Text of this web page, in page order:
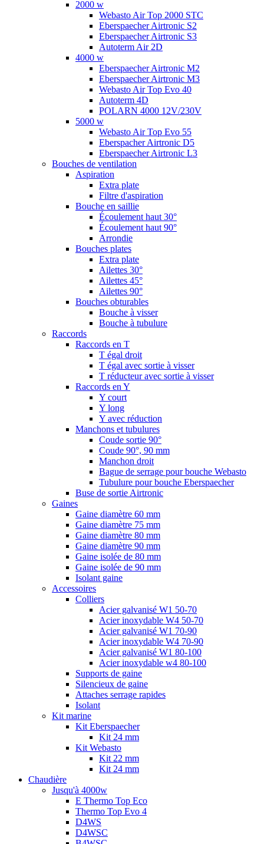
2000 w
Webasto Air Top 2000 STC
Eberspaecher Airtronic S2
Eberspaecher Airtronic S3
Autoterm Air 2D
4000 w
Eberspaecher Airtronic M2
Eberspaecher Airtronic M3
Webasto Air Top Evo 40
Autoterm 4D
POLARN 4000 12V/230V
5000 w
Webasto Air Top Evo 55
Eberspacher Airtronic D5
Eberspaecher Airtronic L3
Bouches de ventilation
Aspiration
Extra plate
Filtre d'aspiration
Bouche en saillie
Écoulement haut 30°
Écoulement haut 90°
Arrondie
Bouches plates
Extra plate
Ailettes 30°
Ailettes 45°
Ailettes 90°
Bouches obturables
Bouche à visser
Bouche à tubulure
Raccords
Raccords en T
T égal droit
T égal avec sortie à visser
T réducteur avec sortie à visser
Raccords en Y
Y court
Y long
Y avec réduction
Manchons et tubulures
Coude sortie 90°
Coude 90°, 90 mm
Manchon droit
Bague de serrage pour bouche Webasto
Tubulure pour bouche Eberspaecher
Buse de sortie Airtronic
Gaines
Gaine diamètre 60 mm
Gaine diamètre 75 mm
Gaine diamètre 80 mm
Gaine diamètre 90 mm
Gaine isolée de 80 mm
Gaine isolée de 90 mm
Isolant gaine
Accessoires
Colliers
Acier galvanisé W1 50-70
Acier inoxydable W4 50-70
Acier galvanisé W1 70-90
Acier inoxydable W4 70-90
Acier galvanisé W1 80-100
Acier inoxydable w4 80-100
Supports de gaine
Silencieux de gaine
Attaches serrage rapides
Isolant
Kit marine
Kit Eberspaecher
Kit 24 mm
Kit Webasto
Kit 22 mm
Kit 24 mm
Chaudière
Jusqu'à 4000w
E Thermo Top Eco
Thermo Top Evo 4
D4WS
D4WSC